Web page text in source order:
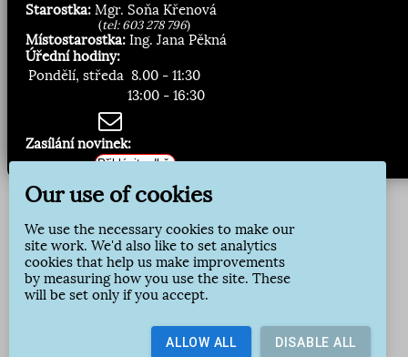
Starostka: Mgr. Soňa Křenová
(tel: 603 278 796)
Místostarostka: Ing. Jana Pěkná
Úřední hodiny:
Pondělí, středa 8.00 - 11:30
13:00 - 16:30
Zasílání novinek:
Přihlásit odběr
Our use of cookies
We use the necessary cookies to make our
site work. We'd also like to set analytics
cookies that help us make improvements
by measuring how you use the site. These
will be set only if you accept.
ALLOW ALL DISABLE ALL